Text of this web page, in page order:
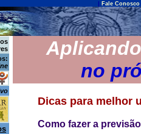
| Fale Conosco
no
Dicas para melhor
Como fazer a